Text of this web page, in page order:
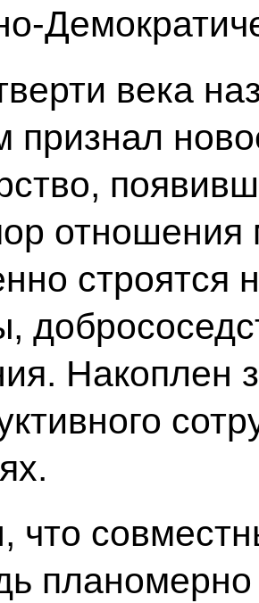
века
признал
строятся
Накоплен
что